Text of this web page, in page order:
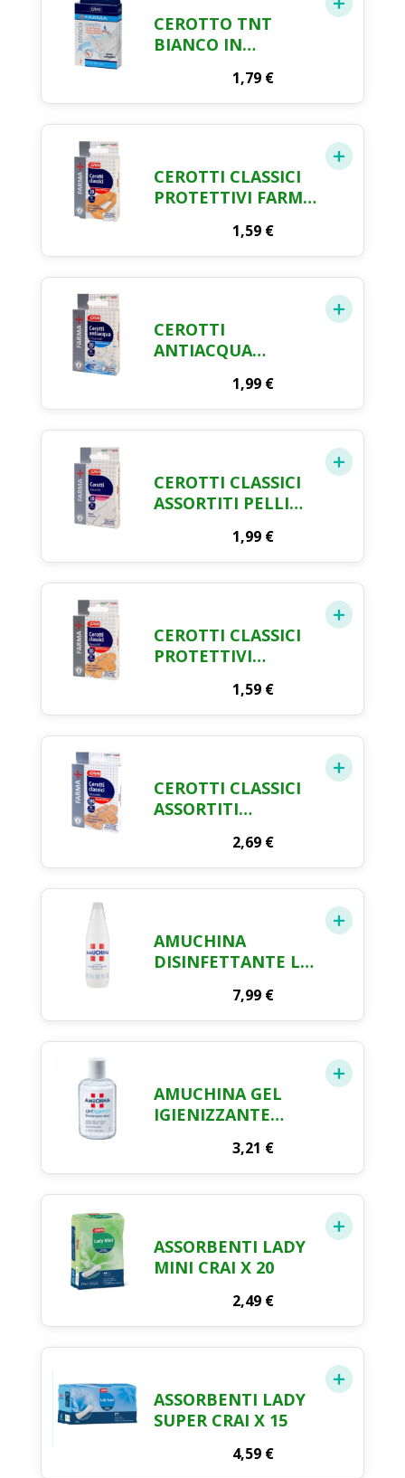
CEROTTO TNT
BIANCO IN
6 FARMA CRAI
1,79 €
CEROTTI CLASSICI
PROTETTIVI FARMA
1,59 €
CEROTTI
ANTIACQUA
ASSORTITI FARMA
CRAI X 20
1,99 €
CEROTTI CLASSICI
ASSORTITI PELLI
1,99 €
CEROTTI CLASSICI
PROTETTIVI
1,59 €
CEROTTI CLASSICI
ASSORTITI
CRAI X 1002,69 €
AMUCHINA
DISINFETTANTE LT.
7,99 €
AMUCHINA GEL
IGIENIZZANTE
3,21 €
ASSORBENTI LADY
MINI CRAI X 20
2,49 €
ASSORBENTI LADY
SUPER CRAI X 15
4,59 €